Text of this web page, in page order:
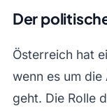
Der
Österreich hat
wenn es um
geht. Die Rolle